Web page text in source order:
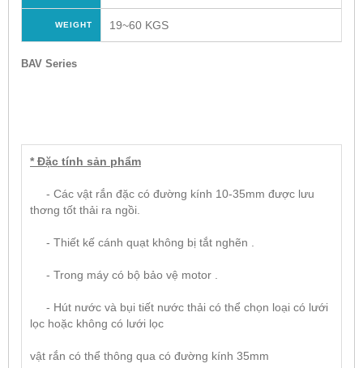
WEIGHT 19~60 KGS
BAV Series
* Đặc tính sản phẩm
- Các vật rắn đặc có đường kính 10-35mm được lưu
thơng tốt thải ra ngồi.
- Thiết kế cánh quạt không bị tắt nghẽn .
- Trong máy có bộ bảo vệ motor .
- Hút nước và bụi tiết nước thải có thể chọn loại có lưới
lọc hoặc không có lưới lọc
vật rắn có thể thông qua có đường kính 35mm